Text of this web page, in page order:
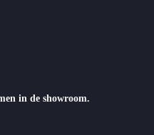
in de showroom.